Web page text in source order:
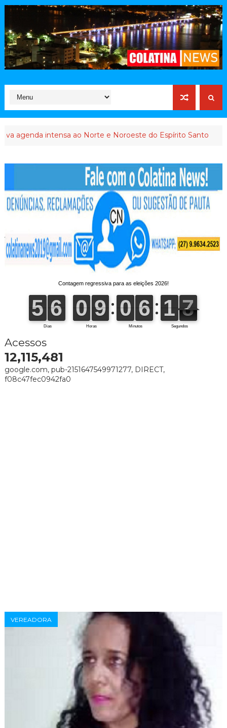
intensa ao Norte e Noroeste do Espírito Santo
Acessos
12,115,481
google.com, pub-2151647549971277, DIRECT,
f08c47fec0942fa0
VEREADORA